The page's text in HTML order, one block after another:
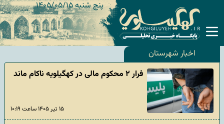
پنج شنبه ۱۴۰۵/۰۵/۱۵
اخبار شهرستان
فرار ۲ محکوم مالی در کهگیلویه ناکام ماند
۱۵ تیر ۱۴۰۵ ساعت ۱۰:۱۹